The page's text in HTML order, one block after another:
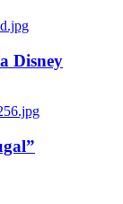
Disney